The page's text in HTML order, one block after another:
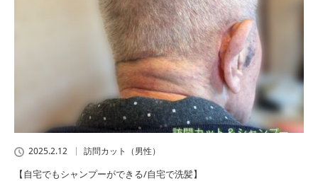
2025.2.12 訪問カット（男性）
【自宅でもシャンプーができる/自宅で洗髪】